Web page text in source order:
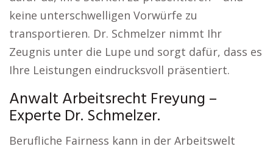
keine unterschwelligen Vorwürfe zu
transportieren. Dr. Schmelzer nimmt Ihr
Zeugnis unter die Lupe und sorgt dafür, dass es
Ihre Leistungen eindrucksvoll präsentiert.
Anwalt Arbeitsrecht Freyung –
Experte Dr. Schmelzer.
Berufliche Fairness kann in der Arbeitswelt